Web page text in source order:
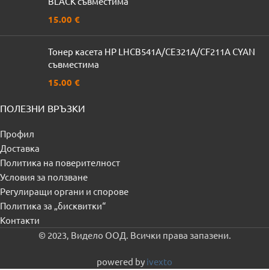
15.00 €
Тонер касета HP LHCB541A/CE321A/CF211A CYAN
съвместима
15.00 €
ПОЛЕЗНИ ВРЪЗКИ
Профил
Доставка
Политика на поверителност
Условия за ползване
Регулиращи органи и спорове
Политика за „бисквитки“
Контакти
© 2023, Видело ООД. Всички права запазени.
powered by ivexto